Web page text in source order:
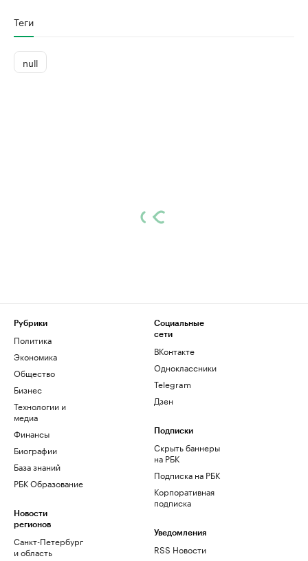
Теги
null
Рубрики
Политика
Экономика
Общество
Бизнес
Технологии и
медиа
Финансы
Биографии
База знаний
РБК Образование
Новости
регионов
Санкт-Петербург
и область
Социальные
сети
ВКонтакте
Одноклассники
Telegram
Дзен
Подписки
Скрыть баннеры
на РБК
Подписка на РБК
Корпоративная
подписка
Уведомления
RSS Новости